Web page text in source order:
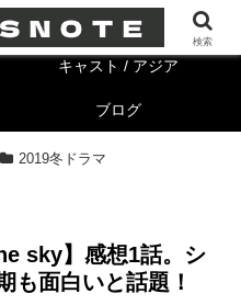
キャスト/海外
キャスト / アジア
ブログ
2019冬ドラマ
sky】感想1話。シ
も面白いと話題！
検索